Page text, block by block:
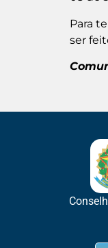
Para
ser